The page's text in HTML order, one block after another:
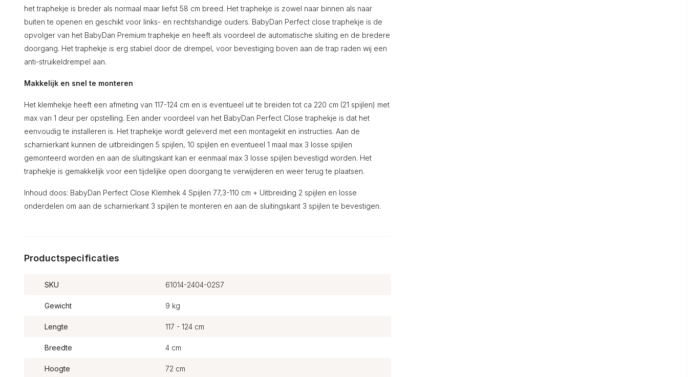
het traphekje is breder als normaal maar liefst 58 cm breed. Het traphekje is zowel naar binnen als naar
buiten te openen en geschikt voor links- en rechtshandige ouders. BabyDan Perfect close traphekje is de
opvolger van het BabyDan Premium traphekje en heeft als voordeel de automatische sluiting en de bredere
doorgang. Het traphekje is erg stabiel door de drempel, voor bevestiging boven aan de trap raden wij een
anti-struikeldrempel aan.
Makkelijk en snel te monteren
Het klemhekje heeft een afmeting van 117-124 cm en is eventueel uit te breiden tot ca 220 cm (21 spijlen) met
max van 1 deur per opstelling. Een ander voordeel van het BabyDan Perfect Close traphekje is dat het
eenvoudig te installeren is. Het traphekje wordt geleverd met een montagekit en instructies. Aan de
scharnierkant kunnen de uitbreidingen 5 spijlen, 10 spijlen en eventueel 1 maal max 3 losse spijlen
gemonteerd worden en aan de sluitingskant kan er eenmaal max 3 losse spijlen bevestigd worden. Het
traphekje is gemakkelijk voor een tijdelijke open doorgang te verwijderen en weer terug te plaatsen.
Inhoud doos: BabyDan Perfect Close Klemhek 4 Spijlen 77,3-110 cm + Uitbreiding 2 spijlen en losse
onderdelen om aan de scharnierkant 3 spijlen te monteren en aan de sluitingskant 3 spijlen te bevestigen.
Productspecificaties
SKU 61014-2404-02S7
Gewicht 9 kg
Lengte 117 - 124 cm
Breedte 4 cm
Hoogte 72 cm